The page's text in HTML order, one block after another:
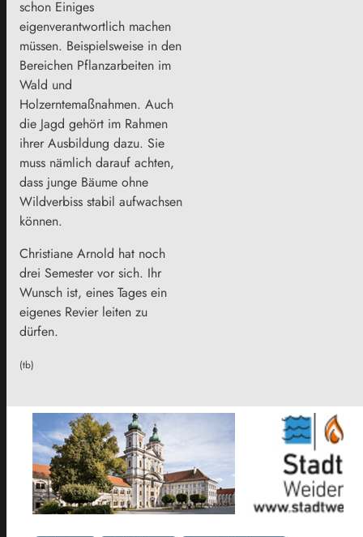
schon Einiges
eigenverantwortlich machen
müssen. Beispielsweise in den
Bereichen Pflanzarbeiten im
Wald und
Holzerntemaßnahmen. Auch
die Jagd gehört im Rahmen
ihrer Ausbildung dazu. Sie
muss nämlich darauf achten,
dass junge Bäume ohne
Wildverbiss stabil aufwachsen
können.
Christiane Arnold hat noch
drei Semester vor sich. Ihr
Wunsch ist, eines Tages ein
eigenes Revier leiten zu
dürfen.
(tb)